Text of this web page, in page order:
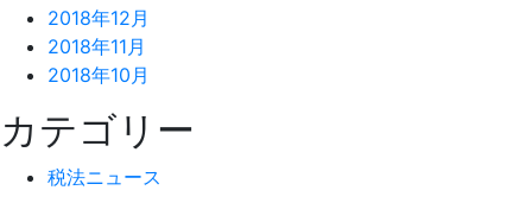
2018年12月
2018年11月
2018年10月
カテゴリー
税法ニュース